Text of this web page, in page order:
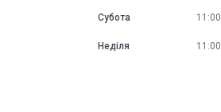
Субота 11:00
Неділя 11:00